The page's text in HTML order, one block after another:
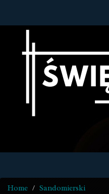
Home
Sandomierski